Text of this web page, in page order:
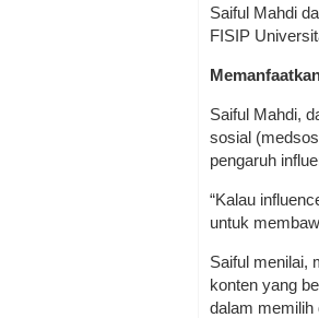
Saiful Mahdi
FISIP
Saiful Mahdi,
sosial
pengaruh
“Kalau
untuk
Saiful menilai,
konten yang
dalam memilih